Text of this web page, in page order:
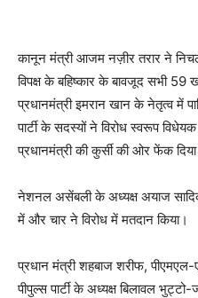
कानून मंत्री आजम नज़ीर तरार ने
विपक्ष के बहिष्कार के बावजूद सभी
प्रधानमंत्री इमरान खान के नेतृत्व में
पार्टी के सदस्यों ने विरोध स्वरूप
प्रधानमंत्री की कुर्सी की ओर फेंक
नेशनल असेंबली के अध्यक्ष अयाज
में और चार ने विरोध में मतदान किया।
प्रधान मंत्री शहबाज शरीफ,
पीपुल्स पार्टी के अध्यक्ष बिलावल